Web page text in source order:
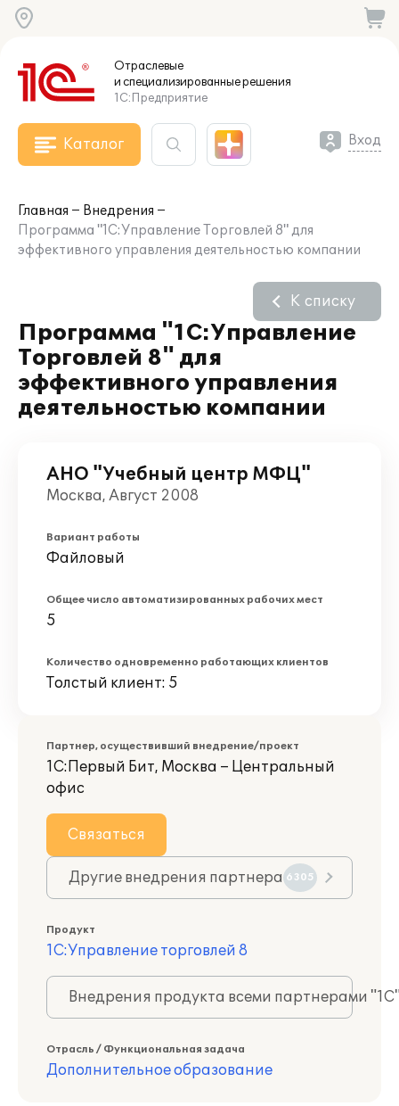
Отраслевые
и специализированныерешения
1С:Предприятие
Каталог Вход
Главная
Внедрения
Программа "1С:Управление Торговлей 8" для
эффективного управления деятельностью компании
Программа "1С:Управление
Торговлей 8" для
эффективного управления
деятельностью компании
К списку
АНО "Учебный центр МФЦ"
Москва, Август 2008
Вариант работы
Файловый
Общее число автоматизированных рабочих мест
5
Количество одновременно работающих клиентов
Толстый клиент: 5
Партнер, осуществивший внедрение/проект
1С:Первый Бит, Москва – Центральный
офис
Связаться
Другие внедрения партнера 6305
Продукт
1С:Управление торговлей 8
Внедрения продукта всеми партнерами
Отрасль / Функциональная задача
Дополнительное образование